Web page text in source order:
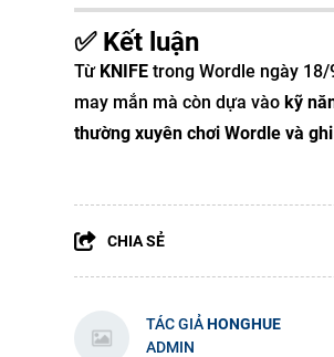
✅ Kết luận
Từ KNIFE trong Wordle ngày
may mắn mà còn dựa vào kỹ
thường xuyên chơi Wordle và
CHIA SẺ
TÁC GIẢHONGHUE
ADMIN